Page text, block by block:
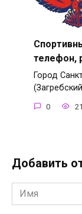
телефон,
Город
0
Добавить
Имя
*